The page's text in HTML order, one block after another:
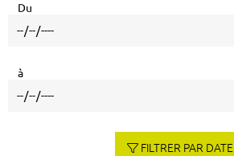
Du
à
FILTRER PAR DATE